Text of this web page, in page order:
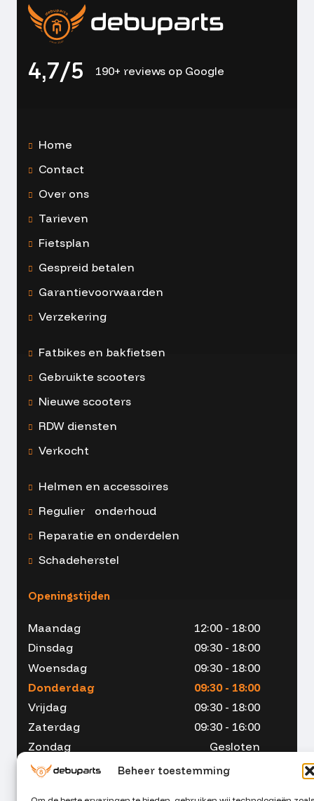
Beheer toestemming
4,7/5 190+ reviews op Google
Home
Contact
Over ons
Tarieven
Fietsplan
Gespreid betalen
Garantievoorwaarden
Verzekering
Fatbikes en bakfietsen
Gebruikte scooters
Nieuwe scooters
RDW diensten
Verkocht
Helmen en accessoires
Regulier onderhoud
Reparatie en onderdelen
Schadeherstel
Openingstijden
Maandag
12:00 - 18:00
Dinsdag
09:30 - 18:00
Woensdag
09:30 - 18:00
Donderdag
09:30 - 18:00
Vrijdag
09:30 - 18:00
Zaterdag
09:30 - 16:00
Zondag
Gesloten